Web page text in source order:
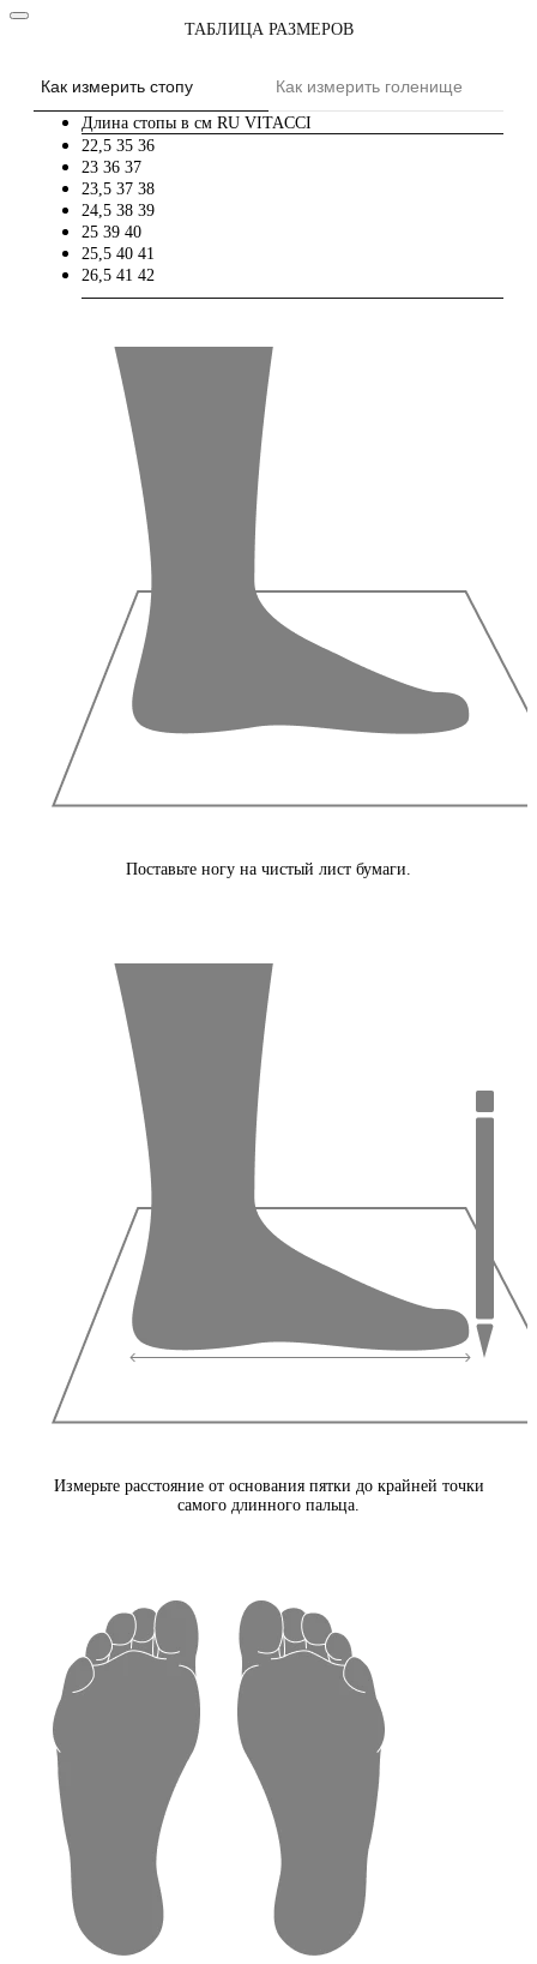
ТАБЛИЦА РАЗМЕРОВ
Как измерить стопу Как измерить голенище
Длина стопы в см RU VITACCI
22,5 35 36
23 36 37
23,5 37 38
24,5 38 39
25 39 40
25,5 40 41
26,5 41 42
Поставьте ногу на чистый лист бумаги.
Измерьте расстояние от основания пятки до крайней точки
самого длинного пальца.